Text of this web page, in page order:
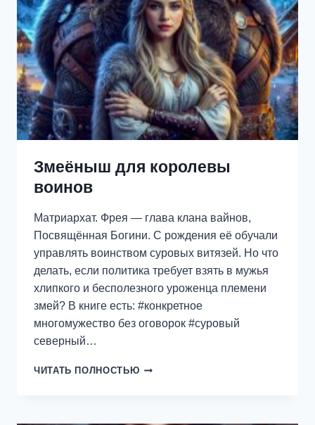
Змеёныш для королевы
воинов
Матриархат. Фрея — глава клана вайнов,
Посвящённая Богини. С рождения её обучали
управлять воинством суровых витязей. Но что
делать, если политика требует взять в мужья
хлипкого и бесполезного уроженца племени
змей? В книге есть: #конкретное
многомужество без оговорок #суровый
северный…
ЧИТАТЬ ПОЛНОСТЬЮ ЗМЕЁНЫШ